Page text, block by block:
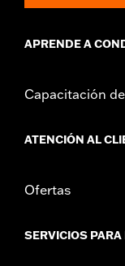
APRENDE A
Capacitación
ATENCIÓN AL
Ofertas
SERVICIOS